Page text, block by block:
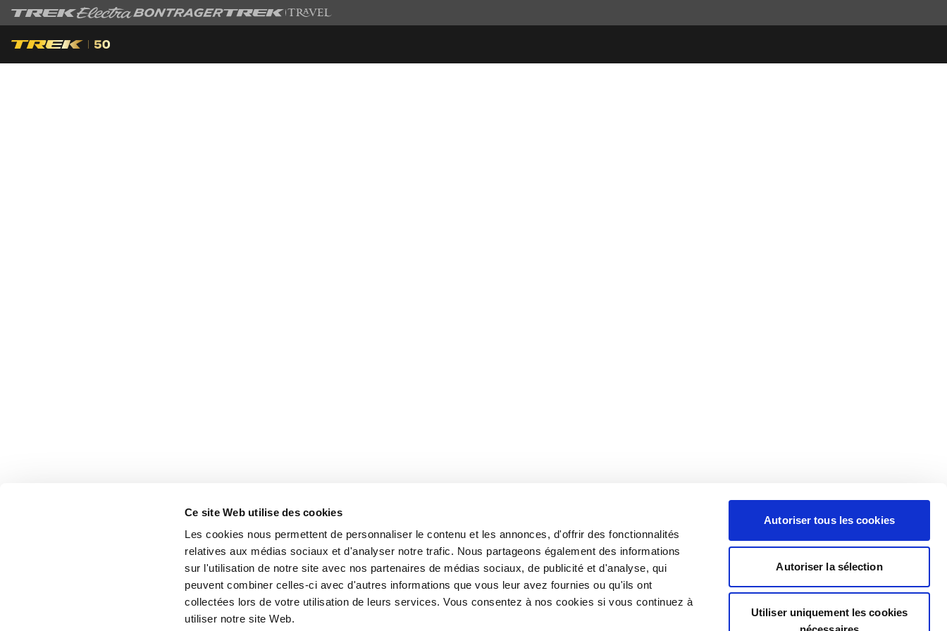
Ce site Web utilise des cookies
Les cookies nous permettent de personnaliser le contenu et les annonces, d'offrir des fonctionnalités
relatives aux médias sociaux et d'analyser notre trafic. Nous partageons également des informations
sur l'utilisation de notre site avec nos partenaires de médias sociaux, de publicité et d'analyse, qui
peuvent combiner celles-ci avec d'autres informations que vous leur avez fournies ou qu'ils ont
collectées lors de votre utilisation de leurs services. Vous consentez à nos cookies si vous continuez à
utiliser notre site Web.
Autoriser tous les cookies
Autoriser la sélection
Utiliser uniquement les cookies